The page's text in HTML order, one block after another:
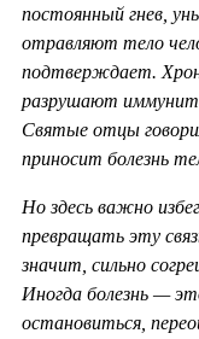
постоянный гнев,
отравляют тело
подтверждает.
разрушают
Святые отцы
приносит болезнь
Но здесь важно
превращать эту
значит, сильно
Иногда болезнь —
остановиться,